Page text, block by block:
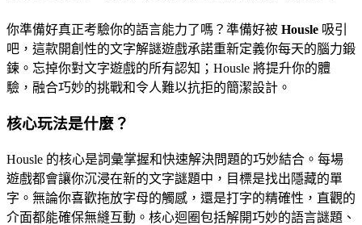
你準備好真正考驗你的語言能力了嗎？準備好被 Housle 吸引
吧，這款開創性的文字解謎遊戲承諾重新定義你每天的腦力鍛
鍊。忘掉你對文字遊戲的所有認知；Housle 將提升你的體
驗，融合巧妙的挑戰和令人難以抗拒的簡潔設計。
核心玩法是什麼？
Housle 的核心是詞彙掌握和快速解決問題的巧妙結合。每場
遊戲都會讓你沉浸在新的文字謎題中，目標是找出隱藏的單
字。無論你喜歡拖放字母的觸感，還是打字的精確性，直觀的
介面都能確保無縫互動。核心迴圈包括解開巧妙的語言謎題、